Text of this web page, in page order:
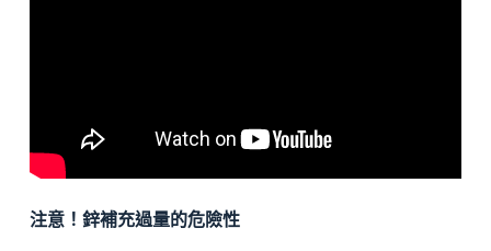
注意！鋅補充過量的危險性